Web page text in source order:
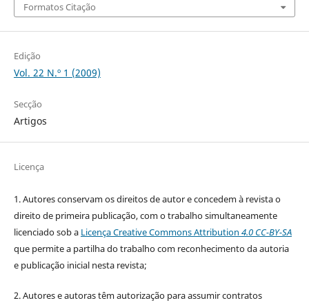
Formatos Citação
Edição
Vol. 22 N.º 1 (2009)
Secção
Artigos
Licença
1. Autores conservam os direitos de autor e concedem à revista o
direito de primeira publicação, com o trabalho simultaneamente
licenciado sob a Licença Creative Commons Attribution 4.0 CC-BY-SA
que permite a partilha do trabalho com reconhecimento da autoria
e publicação inicial nesta revista;
2. Autores e autoras têm autorização para assumir contratos